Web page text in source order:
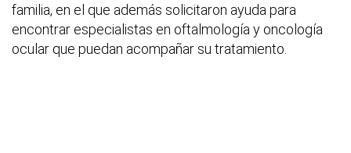
familia, en el que además solicitaron ayuda para
encontrar especialistas en oftalmología y oncología
ocular que puedan acompañar su tratamiento.